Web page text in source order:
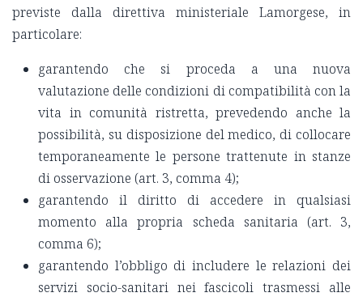
previste dalla direttiva ministeriale Lamorgese, in
particolare:
garantendo che si proceda a una nuova
valutazione delle condizioni di compatibilità con la
vita in comunità ristretta, prevedendo anche la
possibilità, su disposizione del medico, di collocare
temporaneamente le persone trattenute in stanze
di osservazione (art. 3, comma 4);
garantendo il diritto di accedere in qualsiasi
momento alla propria scheda sanitaria (art. 3,
comma 6);
garantendo l’obbligo di includere le relazioni dei
servizi socio-sanitari nei fascicoli trasmessi alle